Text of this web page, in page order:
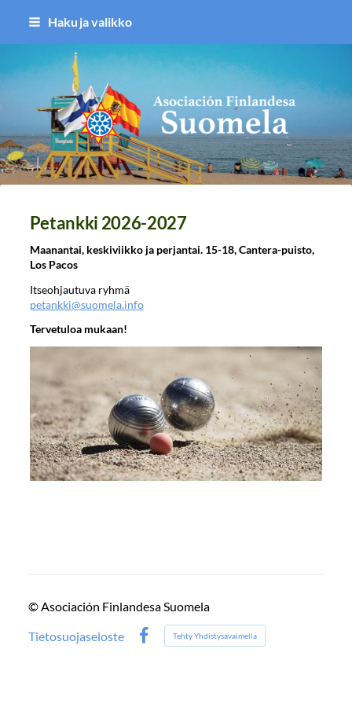
Siirry
sivun
sisältöön
Haku ja valikko
Asociación Finlandesa Suomela
Petankki 2026-2027
Maanantai, keskiviikko ja perjantai. 15-18, Cantera-puisto,
Los Pacos
Itseohjautuva ryhmä
petankki@suomela.info
Tervetuloa mukaan!
©Asociación Finlandesa Suomela
Tietosuojaseloste
Facebook
Tehty Yhdistysavaimella